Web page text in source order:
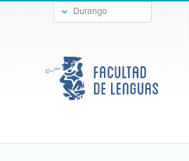
Durango
Gómez Palacio